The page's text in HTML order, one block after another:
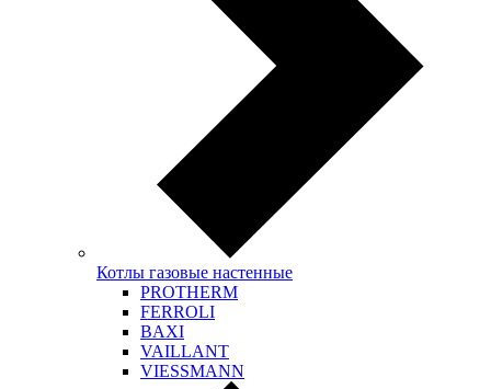
Котлы газовые настенные
PROTHERM
FERROLI
BAXI
VAILLANT
VIESSMANN